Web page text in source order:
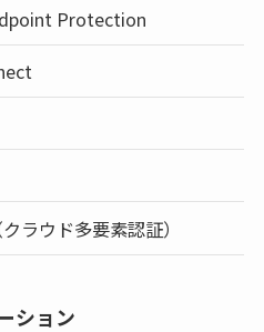
Protection
ラウド多要素認証）
ション